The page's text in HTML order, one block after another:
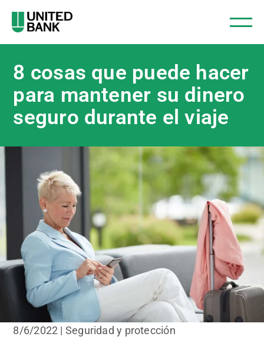
8 cosas que puede hacer
para mantener su dinero
seguro durante el viaje
8/6/2022 | Seguridad y protección